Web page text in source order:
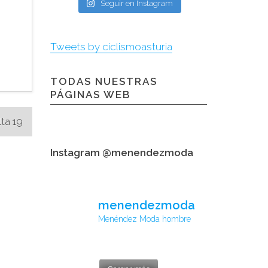
19
Seguir en Instagram
Tweets by ciclismoasturia
TODAS NUESTRAS
PÁGINAS WEB
Instagram @menendezmoda
menendezmoda
Menéndez Moda hombre